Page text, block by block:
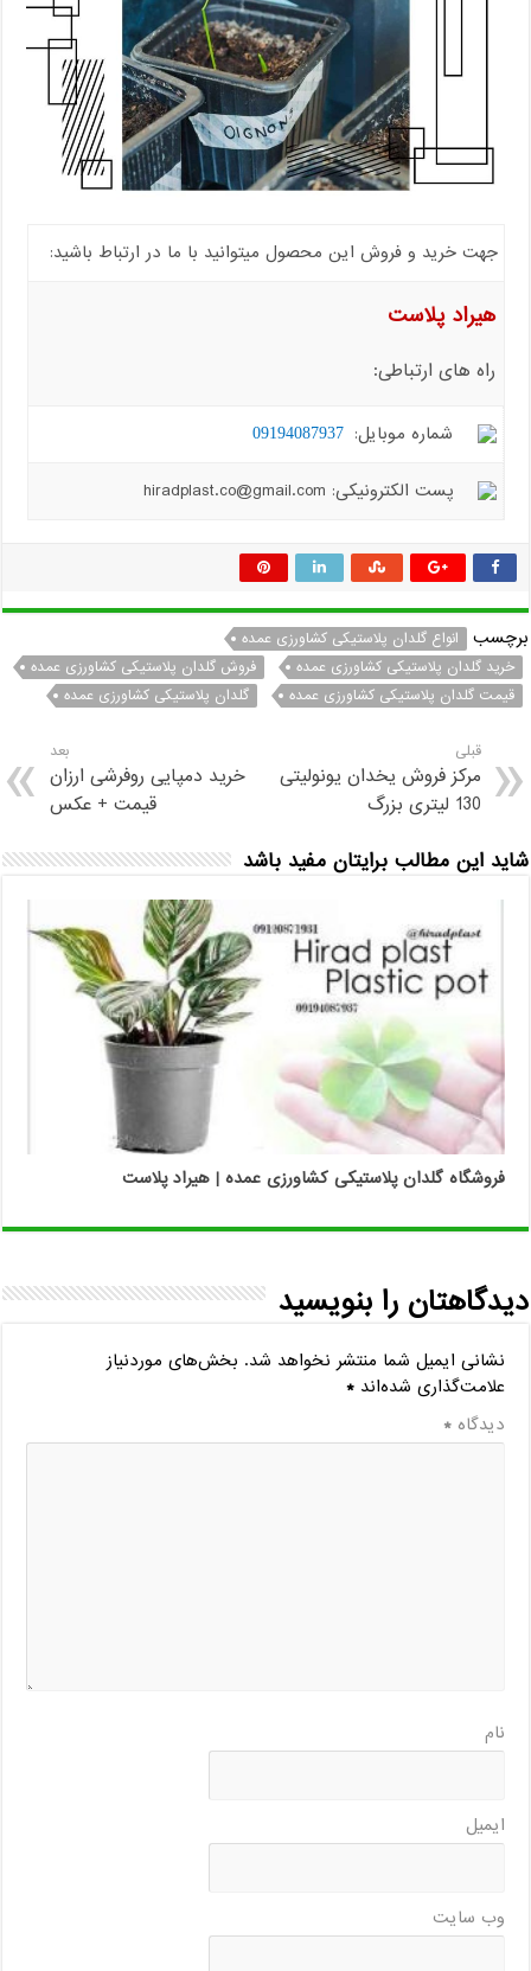
جهت خرید و فروش این محصول میتوانید با ما در ارتباط باشید:
هیراد پلاست
راه های ارتباطی:
شماره موبایل: 09194087937
پست الکترونیکی: hiradplast.co@gmail.com
برچسب
انواع گلدان پلاستیکی کشاورزی عمده
خرید گلدان پلاستیکی کشاورزی عمده
فروش گلدان پلاستیکی کشاورزی عمده
قیمت گلدان پلاستیکی کشاورزی عمده
گلدان پلاستیکی کشاورزی عمده
قبلی
مرکز فروش یخدان یونولیتی
130 لیتری بزرگ
بعد
خرید دمپایی روفرشی ارزان
قیمت + عکس
شاید این مطالب برایتان مفید باشد
فروشگاه گلدان پلاستیکی کشاورزی عمده | هیراد پلاست
دیدگاهتان را بنویسید
نشانی ایمیل شما منتشر نخواهد شد. بخش‌های موردنیاز
علامت‌گذاری شده‌اند*
دیدگاه*
نام
ایمیل
وب‌ سایت